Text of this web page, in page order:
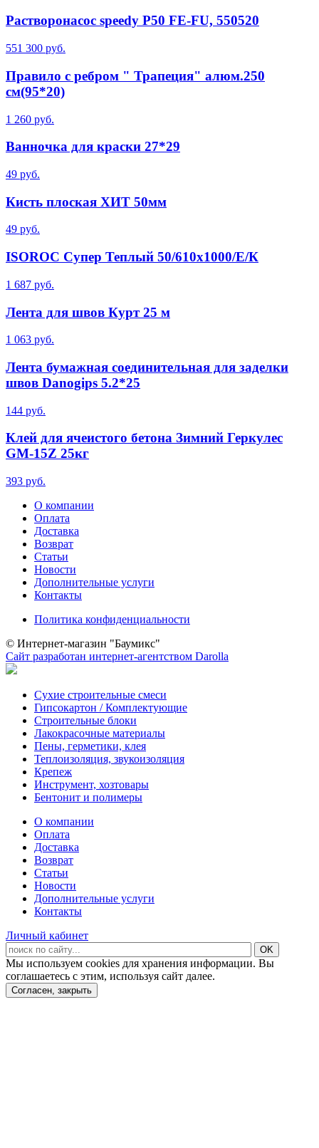
Растворонасос speedy P50 FE-FU, 550520
551 300 руб.
Правило с ребром " Трапеция" алюм.250
см(95*20)
1 260 руб.
Ванночка для краски 27*29
49 руб.
Кисть плоская ХИТ 50мм
49 руб.
ISOROC Супер Теплый 50/610x1000/Е/К
1 687 руб.
Лента для швов Курт 25 м
1 063 руб.
Лента бумажная соединительная для заделки
швов Danogips 5.2*25
144 руб.
Клей для ячеистого бетона Зимний Геркулес
GM-15Z 25кг
393 руб.
О компании
Оплата
Доставка
Возврат
Статьи
Новости
Дополнительные услуги
Контакты
Политика конфиденциальности
© Интернет-магазин "Баумикс"
Сайт разработан интернет-агентством Darolla
Сухие строительные смеси
Гипсокартон / Комплектующие
Строительные блоки
Лакокрасочные материалы
Пены, герметики, клея
Теплоизоляция, звукоизоляция
Крепеж
Инструмент, хозтовары
Бентонит и полимеры
О компании
Оплата
Доставка
Возврат
Статьи
Новости
Дополнительные услуги
Контакты
Личный кабинет
Мы используем cookies для хранения информации. Вы
соглашаетесь с этим, используя сайт далее.
Согласен, закрыть